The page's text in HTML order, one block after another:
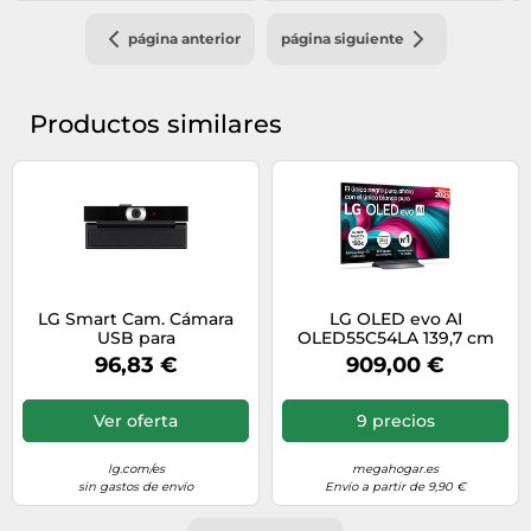
montaje
Color del producto
Ethernet
Wi-Fi estándares Wi-Fi 5 (802.11ac)
página anterior página siguiente
Productos similares
LG Smart Cam. Cámara
USB para
videoconferencia -
VC23GA | LG ES
96,83 €
Ver oferta
lg.com/es
sin gastos de envío
LG OLED evo AI
OLED55C54LA 139,7 cm
(55") 4K Ultra HD Smart TV
Wifi Negro
909,00 €
9 precios
megahogar.es
Envío a partir de 9,90 €